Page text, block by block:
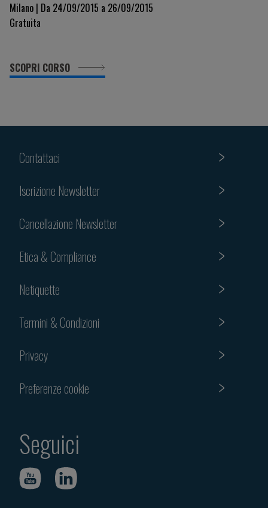
Milano | Da 24/09/2015 a 26/09/2015
Gratuita
SCOPRI CORSO
Contattaci
Iscrizione Newsletter
Cancellazione Newsletter
Etica & Compliance
Netiquette
Termini & Condizioni
Privacy
Preferenze cookie
Seguici